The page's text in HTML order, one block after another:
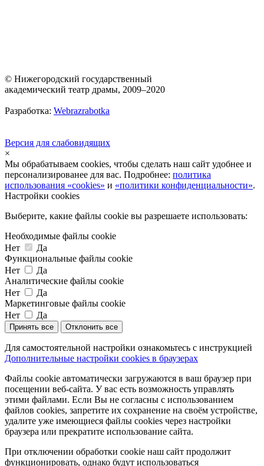
© Нижегородский государственный
академический театр драмы, 2009–2020
Разработка: Webrazrabotka
Версия для слабовидящих
×
Мы обрабатываем cookies, чтобы сделать наш сайт удобнее и
персонализированее для вас. Подробнее: политика
использования «cookies» и «политики конфиденциальности».
Настройки cookies
Выберите, какие файлы cookie вы разрешаете использовать:
Необходимые файлы cookie
Нет
Да
Функциональные файлы cookie
Нет
Да
Аналитические файлы cookie
Нет
Да
Маркетинговые файлы cookie
Нет
Да
Принять все Отклонить все
Для самостоятельной настройки ознакомьтесь с инструкцией
Дополнительные настройки cookies в браузерах
Файлы cookie автоматически загружаются в ваш браузер при
посещении веб-сайта. У вас есть возможность управлять
этими файлами. Если Вы не согласны с использованием
файлов cookies, запретите их сохранение на своём устройстве,
удалите уже имеющиеся файлы cookies через настройки
браузера или прекратите использование сайта.
При отключении обработки cookie наш сайт продолжит
функционировать, однако будут использоваться